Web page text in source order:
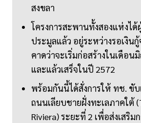
สงขลา
โครงการสะพานทั้งสองแห่งไ
ประมูลแล้ว อยู่ระหว่างรอเงิน
คาดว่าจะเริ่มก่อสร้างในเดือน
และแล้วเสร็จในปี 2572
พร้อมกันนี้ได้สั่งการให้ ทช. ขับ
ถนนเลียบชายฝั่งทะเลภาคใต้
Riviera) ระยะที่ 2 เพื่อส่งเสริม